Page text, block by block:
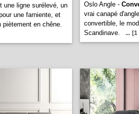
une ligne surélevé, un
une farniente, et
en chêne.
Oslo Angle -
vrai canapé
convertible, le
Scandinave.
...